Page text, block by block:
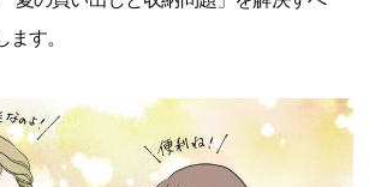
す。